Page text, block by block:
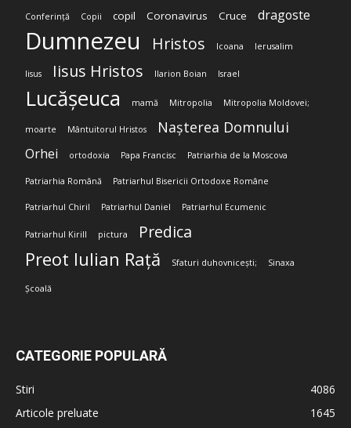
Conferință Copii copil Coronavirus Cruce dragoste
Dumnezeu Hristos Icoana Ierusalim
Iisus Iisus Hristos Ilarion Boian Israel
Lucășeuca mamă Mitropolia Mitropolia Moldovei;
moarte Mântuitorul Hristos Nașterea Domnului
Orhei ortodoxia Papa Francisc Patriarhia de la Moscova
Patriarhia Română Patriarhul Bisericii Ortodoxe Române
Patriarhul Chiril Patriarhul Daniel Patriarhul Ecumenic
Patriarhul Kirill pictura Predica
Preot Iulian Rață Sfaturi duhovnicești; Sinaxa
Școală
CATEGORIE POPULARĂ
Stiri
4086
Articole preluate
1645